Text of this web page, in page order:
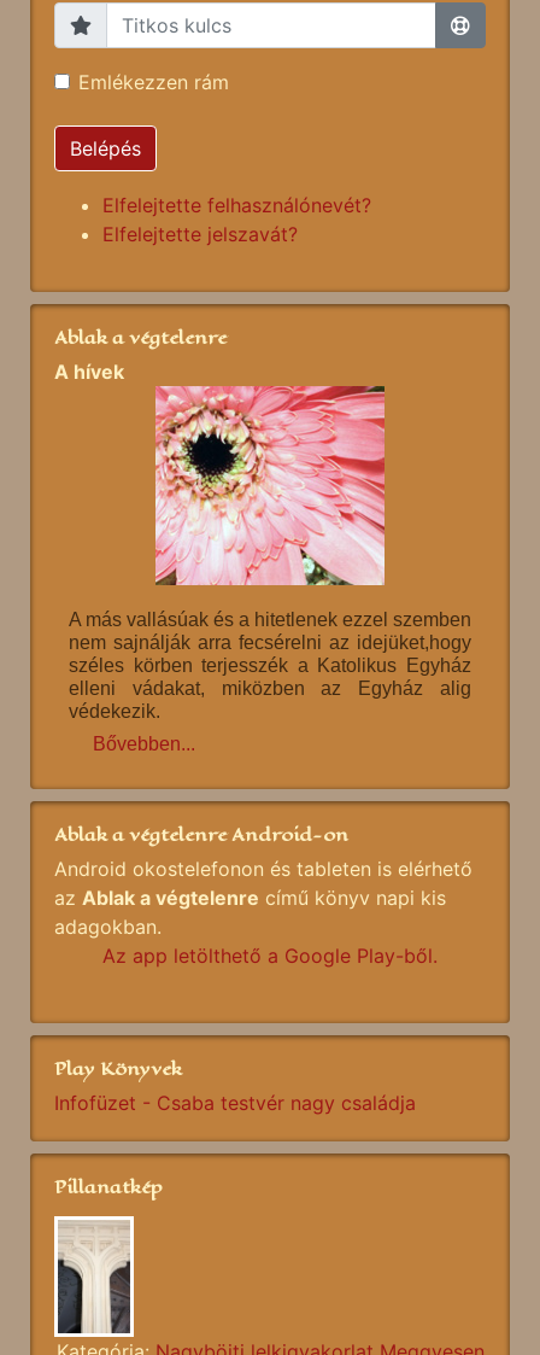
Emlékezzen rám
Belépés
Elfelejtette felhasználónevét?
Elfelejtette jelszavát?
Ablak a végtelenre
A hívek
A más vallásúak és a hitetlenek ezzel szemben
nem sajnálják arra fecsérelni az idejüket,hogy
széles körben terjesszék a Katolikus Egyház
elleni vádakat, miközben az Egyház alig
védekezik.
Bővebben...
Ablak a végtelenre Android-on
Android okostelefonon és tableten is elérhető
az Ablak a végtelenre című könyv napi kis
adagokban.
Az app letölthető a Google Play-ből.
Play Könyvek
Infofüzet - Csaba testvér nagy családja
Pillanatkép